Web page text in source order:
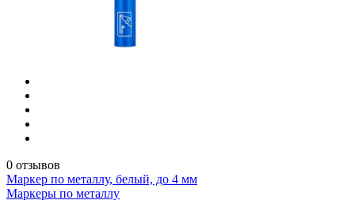
0 отзывов
Маркер по металлу, белый, до 4 мм
Маркеры по металлу